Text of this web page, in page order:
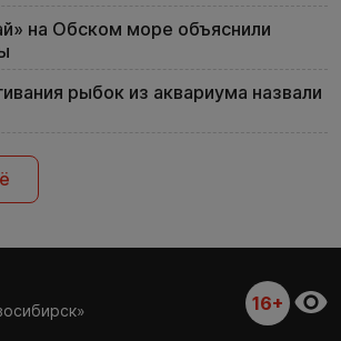
на Обском море объяснили
рыбок из аквариума назвали
16+